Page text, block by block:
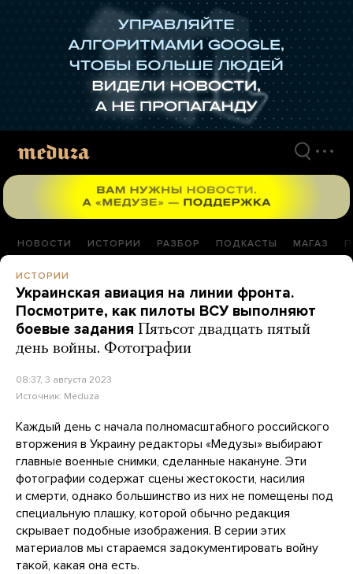
НОВОСТИ ИСТОРИИ РАЗБОР ПОДКАСТЫ МАГАЗ
ИСТОРИИ
Украинская авиация на линии фронта.
Посмотрите, как пилоты ВСУ выполняют
боевые задания Пятьсот двадцать пятый
день войны. Фотографии
08:37, 3 августа 2023
Источник: Meduza
Каждый день с начала полномасштабного российского
вторжения в Украину редакторы «Медузы» выбирают
главные военные снимки, сделанные накануне. Эти
фотографии содержат сцены жестокости, насилия
и смерти, однако большинство из них не помещены под
специальную плашку, которой обычно редакция
скрывает подобные изображения. В серии этих
материалов мы стараемся задокументировать войну
такой, какая она есть.